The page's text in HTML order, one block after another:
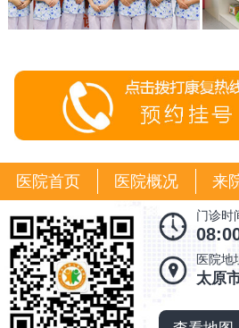
医院首页 医院概况 来
门诊时
医院地
太原